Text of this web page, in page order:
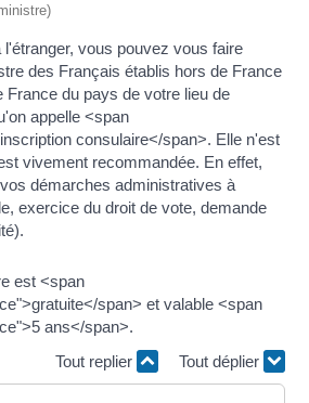
vous pouvez vous faire
des Français établis hors de France
France du pays de votre lieu de
appelle <span
consulaire</span>. Elle n'est
vivement recommandée. En effet,
démarches administratives à
exercice du droit de vote, demande
est <span
span> et valable <span
ans</span>.
Tout replier
Tout déplier